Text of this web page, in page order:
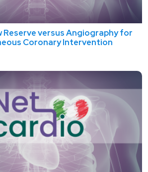
Reserve versus Angiography for
Coronary Intervention